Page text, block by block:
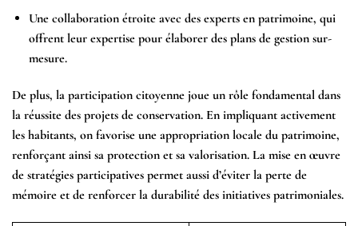
Une collaboration étroite avec des experts en patrimoine, qui
offrent leur expertise pour élaborer des plans de gestion sur-
mesure.
De plus, la participation citoyenne joue un rôle fondamental dans
la réussite des projets de conservation. En impliquant activement
les habitants, on favorise une appropriation locale du patrimoine,
renforçant ainsi sa protection et sa valorisation. La mise en œuvre
de stratégies participatives permet aussi d’éviter la perte de
mémoire et de renforcer la durabilité des initiatives patrimoniales.